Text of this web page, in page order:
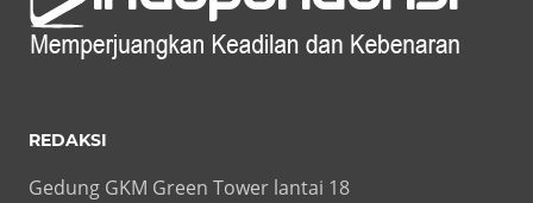
REDAKSI
Gedung GKM Green Tower lantai 18